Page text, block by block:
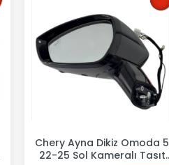
Chery Ayna Dikiz Omoda 5
22-25 Sol Kameralı Tasıt